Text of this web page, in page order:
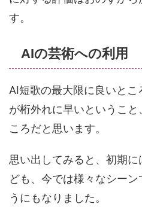
す。
AIの芸術への利用
AI短歌の最大限に良いと
が桁外れに早いというこ
ころだと思います。
思い出してみると、初期
ども、今では様々なシー
うにもなりました。